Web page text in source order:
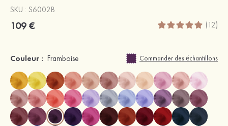
SKU : S6002B
109 € (12)
Couleur : Framboise Commander des échantillons